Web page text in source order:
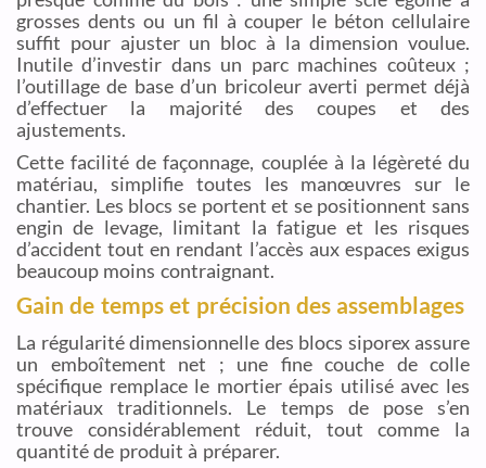
grosses dents ou un fil à couper le béton cellulaire
suffit pour ajuster un bloc à la dimension voulue.
Inutile d’investir dans un parc machines coûteux ;
l’outillage de base d’un bricoleur averti permet déjà
d’effectuer la majorité des coupes et des
ajustements.
Cette facilité de façonnage, couplée à la légèreté du
matériau, simplifie toutes les manœuvres sur le
chantier. Les blocs se portent et se positionnent sans
engin de levage, limitant la fatigue et les risques
d’accident tout en rendant l’accès aux espaces exigus
beaucoup moins contraignant.
Gain de temps et précision des assemblages
La régularité dimensionnelle des blocs siporex assure
un emboîtement net ; une fine couche de colle
spécifique remplace le mortier épais utilisé avec les
matériaux traditionnels. Le temps de pose s’en
trouve considérablement réduit, tout comme la
quantité de produit à préparer.